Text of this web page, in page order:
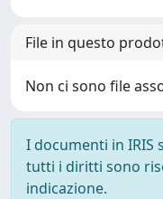
File in questo
Non ci sono file
I documenti in
tutti i diritti sono
indicazione.